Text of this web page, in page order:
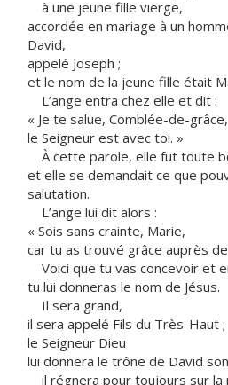
à une jeune fille vierge,
accordée en mariage à un
David,
appelé Joseph ;
et le nom de la jeune fille était
L’ange entra chez elle et dit :
« Je te salue, Comblée-de-grâce,
le Seigneur est avec toi. »
À cette parole, elle fut toute
et elle se demandait ce que
salutation.
L’ange lui dit alors :
« Sois sans crainte, Marie,
car tu as trouvé grâce auprès
Voici que tu vas concevoir et
tu lui donneras le nom de Jésus.
Il sera grand,
il sera appelé Fils du Très-Haut ;
le Seigneur Dieu
lui donnera le trône de David
il régnera pour toujours sur la